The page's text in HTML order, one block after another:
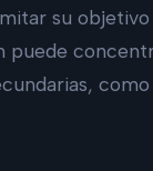
su
puede